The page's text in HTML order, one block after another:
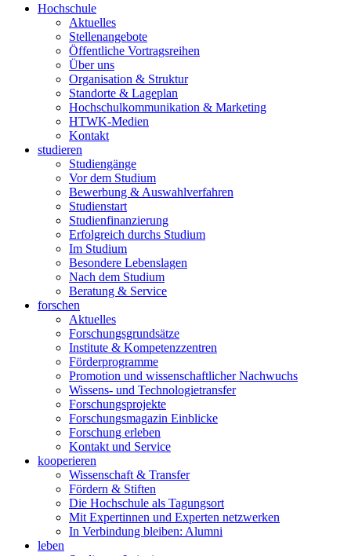
Hochschule
Aktuelles
Stellenangebote
Öffentliche Vortragsreihen
Über uns
Organisation & Struktur
Standorte & Lageplan
Hochschulkommunikation & Marketing
HTWK-Medien
Kontakt
studieren
Studiengänge
Vor dem Studium
Bewerbung & Auswahlverfahren
Studienstart
Studienfinanzierung
Erfolgreich durchs Studium
Im Studium
Besondere Lebenslagen
Nach dem Studium
Beratung & Service
forschen
Aktuelles
Forschungsgrundsätze
Institute & Kompetenzzentren
Förderprogramme
Promotion und wissenschaftlicher Nachwuchs
Wissens- und Technologietransfer
Forschungsprojekte
Forschungsmagazin Einblicke
Forschung erleben
Kontakt und Service
kooperieren
Wissenschaft & Transfer
Fördern & Stiften
Die Hochschule als Tagungsort
Mit Expertinnen und Experten netzwerken
In Verbindung bleiben: Alumni
leben